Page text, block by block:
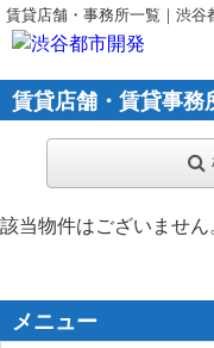
賃貸店舗・事務所一覧｜渋谷
賃貸店舗・賃貸事務
該当物件はございません
メニュー